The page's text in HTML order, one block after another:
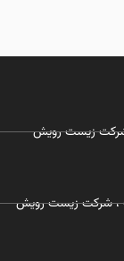
، شرکت زیست رویش